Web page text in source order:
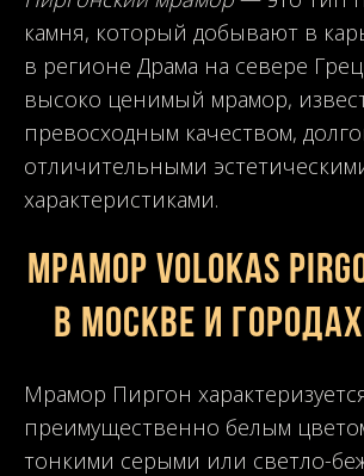
камня, который добывают в
в регионе Драма на севере
высоко ценимый мрамор,
превосходным качеством,
отличительными
характеристиками.
Мрамор VOLOKAS
в Москве и
Мрамор Пиргон
преимущественно белым
тонкими серыми или светло-